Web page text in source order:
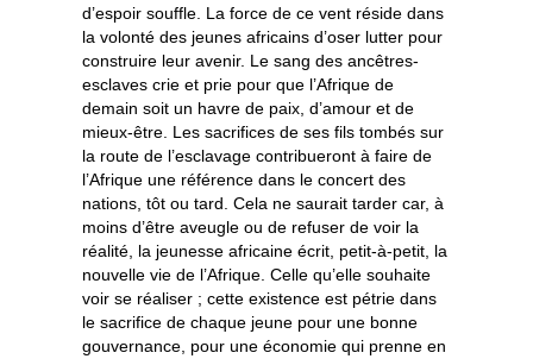
d’espoir souffle. La force de ce vent réside dans
la volonté des jeunes africains d’oser lutter pour
construire leur avenir. Le sang des ancêtres-
esclaves crie et prie pour que l’Afrique de
demain soit un havre de paix, d’amour et de
mieux-être. Les sacrifices de ses fils tombés sur
la route de l’esclavage contribueront à faire de
l’Afrique une référence dans le concert des
nations, tôt ou tard. Cela ne saurait tarder car, à
moins d’être aveugle ou de refuser de voir la
réalité, la jeunesse africaine écrit, petit-à-petit, la
nouvelle vie de l’Afrique. Celle qu’elle souhaite
voir se réaliser ; cette existence est pétrie dans
le sacrifice de chaque jeune pour une bonne
gouvernance, pour une économie qui prenne en